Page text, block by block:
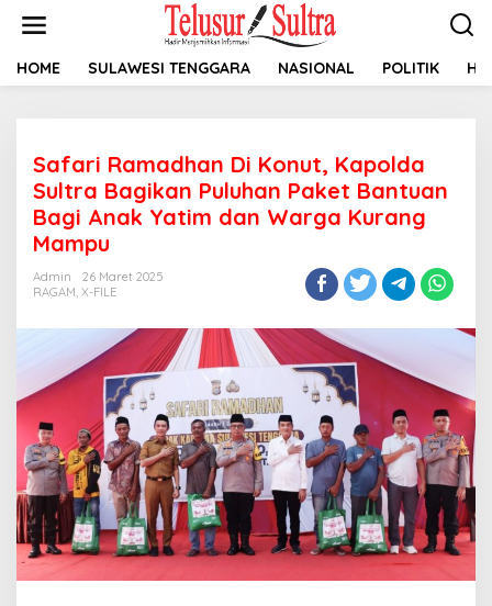
t
HOME SULAWESI TENGGARA NASIONAL POLITIK
Safari Ramadhan Di Konut, Kapolda
Sultra Bagikan Puluhan Paket Bantuan
Bagi Anak Yatim dan Warga Kurang
Mampu
Admin
26 Maret 2025
RAGAM, X-FILE